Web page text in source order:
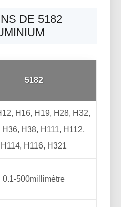
DE 5182
5182
H16, H19, H28, H32,
H36, H38, H111, H112,
H114, H116, H321
0.1-500millimètre